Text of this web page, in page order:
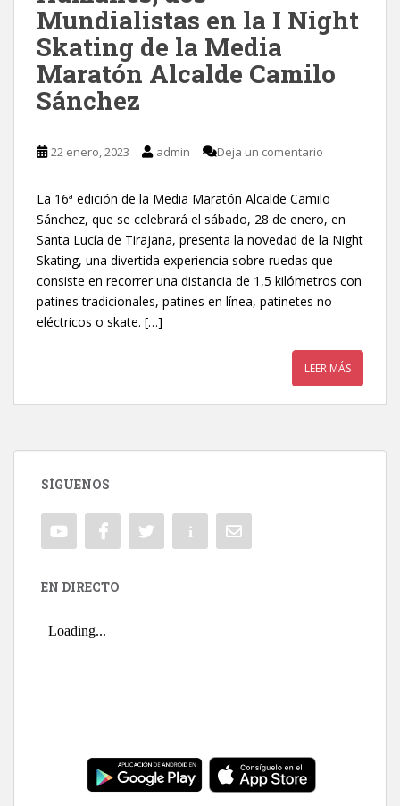
Mundialistas en la I Night
Skating de la Media
Maratón Alcalde Camilo
Sánchez
22 enero, 2023 admin Deja un comentario
La 16ª edición de la Media Maratón Alcalde Camilo
Sánchez, que se celebrará el sábado, 28 de enero, en
Santa Lucía de Tirajana, presenta la novedad de la Night
Skating, una divertida experiencia sobre ruedas que
consiste en recorrer una distancia de 1,5 kilómetros con
patines tradicionales, patines en línea, patinetes no
eléctricos o skate. […]
LEER MÁS
SÍGUENOS
EN DIRECTO